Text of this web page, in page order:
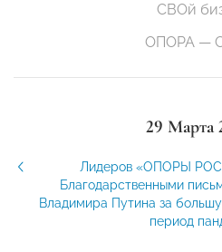
СВОй
ОПОРА —
29 Марта
Лидеров «ОПОРЫ
Благодарственными
Владимира Путина за
период